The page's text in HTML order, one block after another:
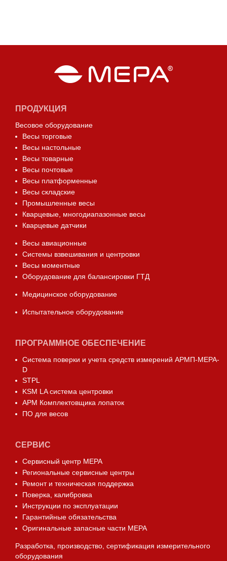
ПРОДУКЦИЯ
Весовое оборудование
Весы торговые
Весы настольные
Весы товарные
Весы почтовые
Весы платформенные
Весы складские
Промышленные весы
Кварцевые, многодиапазонные весы
Кварцевые датчики
Весы авиационные
Системы взвешивания и центровки
Весы моментные
Оборудование для балансировки ГТД
Медицинское оборудование
Испытательное оборудование
ПРОГРАММНОЕ ОБЕСПЕЧЕНИЕ
Система поверки и учета средств измерений АРМП-МЕРА-
D
STPL
KSM LA система центровки
АРМ Комплектовщика лопаток
ПО для весов
СЕРВИС
Сервисный центр МЕРА
Региональные сервисные центры
Ремонт и техническая поддержка
Поверка, калибровка
Инструкции по эксплуатации
Гарантийные обязательства
Оригинальные запасные части МЕРА
Разработка, производство, сертификация измерительного
оборудования